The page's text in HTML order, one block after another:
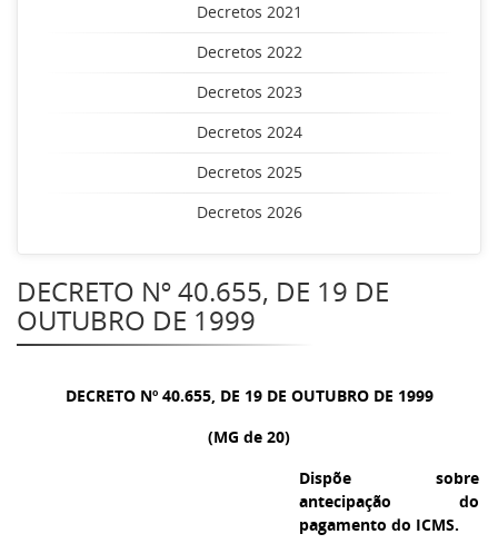
Decretos 2021
Decretos 2022
Decretos 2023
Decretos 2024
Decretos 2025
Decretos 2026
DECRETO Nº 40.655, DE 19 DE
OUTUBRO DE 1999
DECRETO Nº 40.655, DE 19 DE OUTUBRO DE 1999
(MG de 20)
Dispõe sobre
antecipação do
pagamento do ICMS.